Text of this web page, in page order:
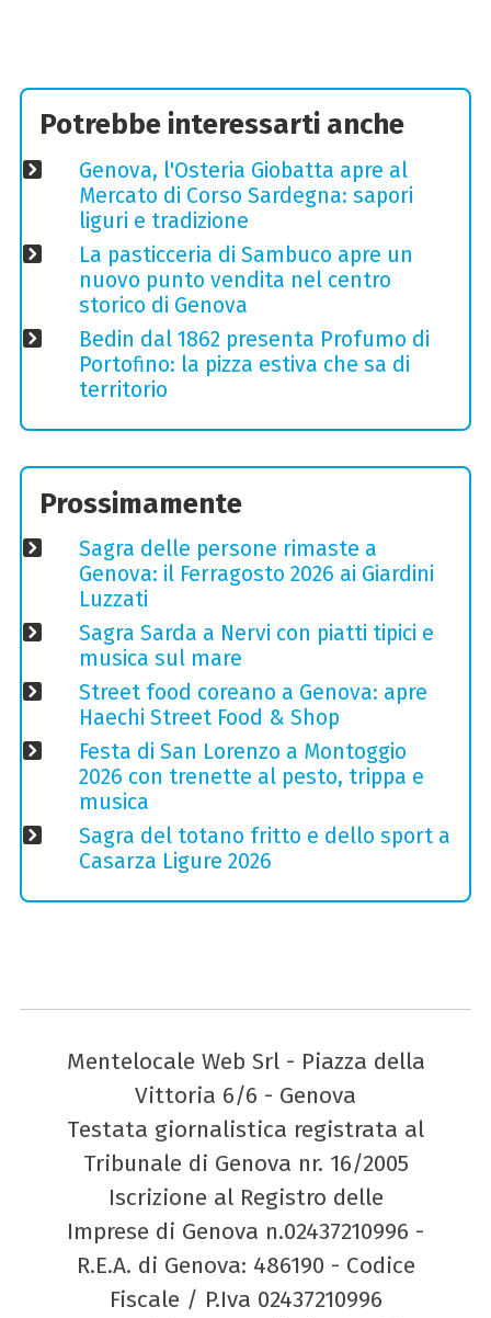
Potrebbe interessarti anche
Genova, l'Osteria Giobatta apre al
Mercato di Corso Sardegna: sapori
liguri e tradizione
La pasticceria di Sambuco apre un
nuovo punto vendita nel centro
storico di Genova
Bedin dal 1862 presenta Profumo di
Portofino: la pizza estiva che sa di
territorio
Prossimamente
Sagra delle persone rimaste a
Genova: il Ferragosto 2026 ai Giardini
Luzzati
Sagra Sarda a Nervi con piatti tipici e
musica sul mare
Street food coreano a Genova: apre
Haechi Street Food & Shop
Festa di San Lorenzo a Montoggio
2026 con trenette al pesto, trippa e
musica
Sagra del totano fritto e dello sport a
Casarza Ligure 2026
Mentelocale Web Srl - Piazza della
Vittoria 6/6 - Genova
Testata giornalistica registrata al
Tribunale di Genova nr. 16/2005
Iscrizione al Registro delle
Imprese di Genova n.02437210996 -
R.E.A. di Genova: 486190 - Codice
Fiscale / P.Iva 02437210996